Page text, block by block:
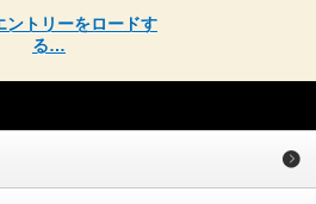
ントリーをロードす
る…